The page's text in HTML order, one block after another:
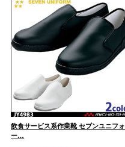
飲食サービス系作業靴 セブンユニフォ
ー…